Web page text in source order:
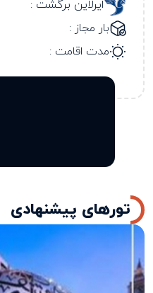
ایرلاین برگشت :
بار مجاز :
مدت اقامت :
تورهای پیشنهادی